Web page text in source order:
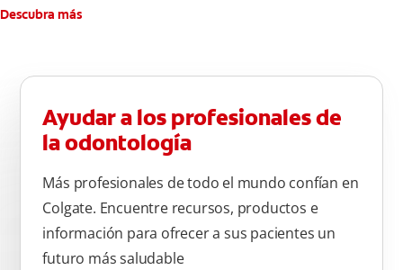
Descubra más
Ayudar a los profesionales de
la odontología
Más profesionales de todo el mundo confían en
Colgate. Encuentre recursos, productos e
información para ofrecer a sus pacientes un
futuro más saludable